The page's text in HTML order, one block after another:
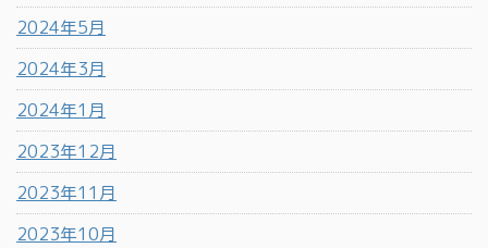
2024年5月
2024年3月
2024年1月
2023年12月
2023年11月
2023年10月